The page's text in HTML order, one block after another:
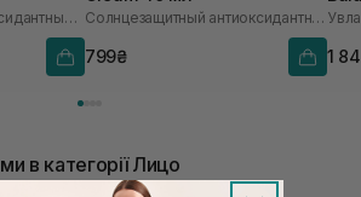
Осветляющий, антиоксидантный и омолаживающий набор Солнцезащитный антиоксидантный крем
799₴ 1
в категорії Лицо